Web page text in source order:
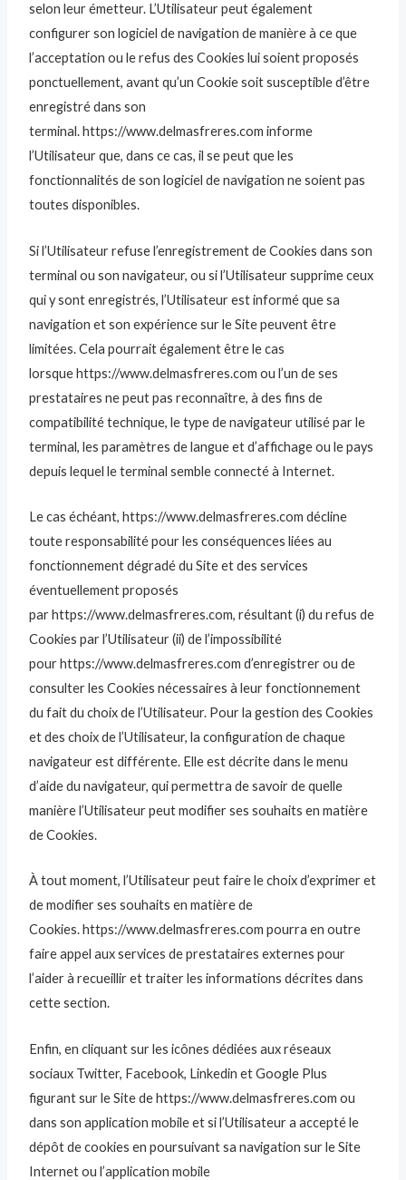
selon leur émetteur. L’Utilisateur peut également
configurer son logiciel de navigation de manière à ce que
l’acceptation ou le refus des Cookies lui soient proposés
ponctuellement, avant qu’un Cookie soit susceptible d’être
enregistré dans son
terminal. https://www.delmasfreres.com informe
l’Utilisateur que, dans ce cas, il se peut que les
fonctionnalités de son logiciel de navigation ne soient pas
toutes disponibles.
Si l’Utilisateur refuse l’enregistrement de Cookies dans son
terminal ou son navigateur, ou si l’Utilisateur supprime ceux
qui y sont enregistrés, l’Utilisateur est informé que sa
navigation et son expérience sur le Site peuvent être
limitées. Cela pourrait également être le cas
lorsque https://www.delmasfreres.com ou l’un de ses
prestataires ne peut pas reconnaître, à des fins de
compatibilité technique, le type de navigateur utilisé par le
terminal, les paramètres de langue et d’affichage ou le pays
depuis lequel le terminal semble connecté à Internet.
Le cas échéant, https://www.delmasfreres.com décline
toute responsabilité pour les conséquences liées au
fonctionnement dégradé du Site et des services
éventuellement proposés
par https://www.delmasfreres.com, résultant (i) du refus de
Cookies par l’Utilisateur (ii) de l’impossibilité
pour https://www.delmasfreres.com d’enregistrer ou de
consulter les Cookies nécessaires à leur fonctionnement
du fait du choix de l’Utilisateur. Pour la gestion des Cookies
et des choix de l’Utilisateur, la configuration de chaque
navigateur est différente. Elle est décrite dans le menu
d’aide du navigateur, qui permettra de savoir de quelle
manière l’Utilisateur peut modifier ses souhaits en matière
de Cookies.
À tout moment, l’Utilisateur peut faire le choix d’exprimer et
de modifier ses souhaits en matière de
Cookies. https://www.delmasfreres.com pourra en outre
faire appel aux services de prestataires externes pour
l’aider à recueillir et traiter les informations décrites dans
cette section.
Enfin, en cliquant sur les icônes dédiées aux réseaux
sociaux Twitter, Facebook, Linkedin et Google Plus
figurant sur le Site de https://www.delmasfreres.com ou
dans son application mobile et si l’Utilisateur a accepté le
dépôt de cookies en poursuivant sa navigation sur le Site
Internet ou l’application mobile